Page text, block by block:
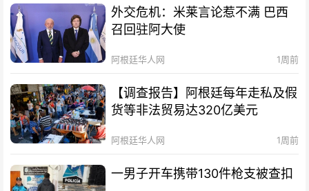
外交危机：米莱言论惹不满 巴西
召回驻阿大使
阿根廷华人网 1周前
【调查报告】阿根廷每年走私及假
货等非法贸易达320亿美元
阿根廷华人网 1周前
一男子开车携带130件枪支被查扣